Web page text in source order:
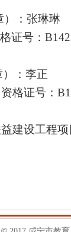
： 张琳琳
格证号：
： 李正
资格证号：
建设工程